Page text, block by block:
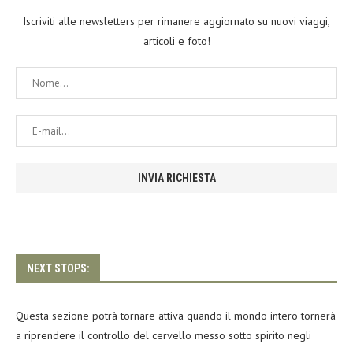
Iscriviti alle newsletters per rimanere aggiornato su nuovi viaggi,
articoli e foto!
NEXT STOPS:
Questa sezione potrà tornare attiva quando il mondo intero tornerà
a riprendere il controllo del cervello messo sotto spirito negli